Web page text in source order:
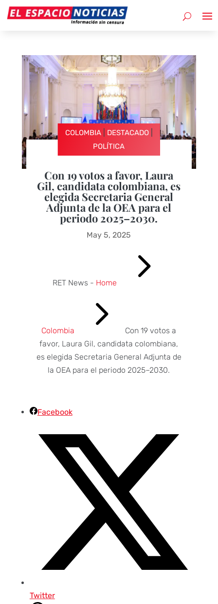
COLOMBIA| DESTACADO|
POLÍTICA
Con 19 votos a favor, Laura
Gil, candidata colombiana, es
elegida Secretaria General
Adjunta de la OEA para el
periodo 2025–2030.
May 5, 2025
RET News - Home 5
Colombia 5
Con 19 votos a
favor, Laura Gil, candidata colombiana,
es elegida Secretaria General Adjunta de
la OEA para el periodo 2025–2030.
Facebook
Twitter